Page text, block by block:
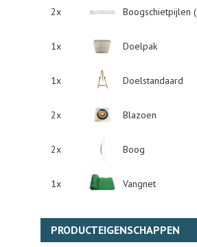
2x Boogschietpijlen
1x Doelpak
1x Doelstandaard
2x Blazoen
2x Boog
1x Vangnet
PRODUCTEIGENSCHAPPEN